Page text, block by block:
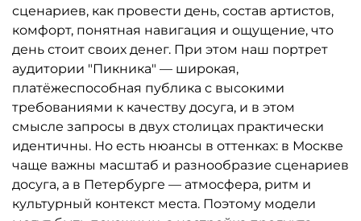
сценариев, как провести день, состав артистов,
комфорт, понятная навигация и ощущение, что
день стоит своих денег. При этом наш портрет
аудитории "Пикника" — широкая,
платёжеспособная публика с высокими
требованиями к качеству досуга, и в этом
смысле запросы в двух столицах практически
идентичны. Но есть нюансы в оттенках: в Москве
чаще важны масштаб и разнообразие сценариев
досуга, а в Петербурге — атмосфера, ритм и
культурный контекст места. Поэтому модели